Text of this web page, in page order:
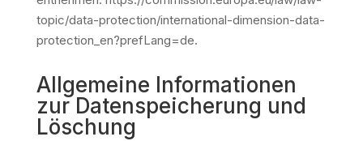
topic/data-protection/international-dimension-data-
protection_en?prefLang=de.
Allgemeine Informationen
zur Datenspeicherung und
Löschung